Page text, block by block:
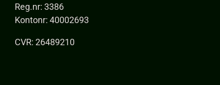
Reg.nr: 3386
Kontonr: 40002693
CVR: 26489210